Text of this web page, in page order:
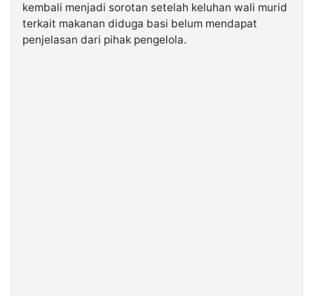
Kabarbaru.co
2026
kembali menjadi sorotan setelah keluhan wali murid
terkait makanan diduga basi belum mendapat
penjelasan dari pihak pengelola.